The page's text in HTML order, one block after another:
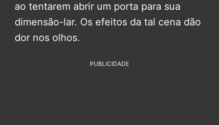
ao tentarem abrir um porta para sua
dimensão-lar. Os efeitos da tal cena dão
dor nos olhos.
PUBLICIDADE